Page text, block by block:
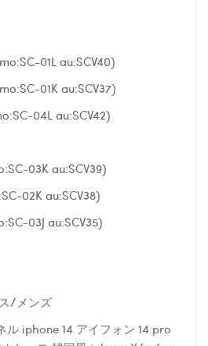
01L au:SCV40)
01K au:SCV37)
04L au:SCV42)
03K au:SCV39)
02K au:SCV38)
03J au:SCV35)
/メンズ
iphone 14 アイフォン 14 pro